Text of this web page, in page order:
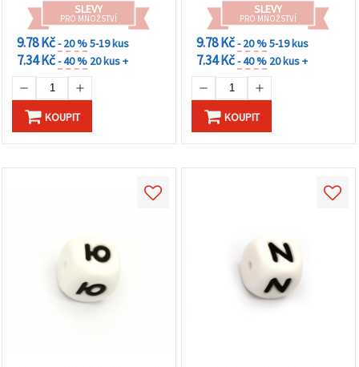
SLEVY
PRO MNOŽSTVÍ
9.78 Kč- 20 %5-19 kus
7.34 Kč- 40 % 20 kus +
KOUPIT
SLEVY
PRO MNOŽSTVÍ
9.78 Kč- 20 %5-19 kus
7.34 Kč- 40 % 20 kus +
KOUPIT